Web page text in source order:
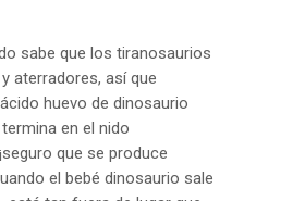
sabe que los tiranosaurios
aterradores, así que
huevo de dinosaurio
en el nido
que se produce
el bebé dinosaurio sale